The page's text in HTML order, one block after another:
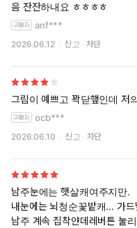
음 잔잔하내요 ㅎㅎㅎㅎ
anf***
2026.06.12 신고 차단
그림이 예쁘고 꽉닫햎인데 저
ocb***
2026.06.10 신고 차단
남주눈에는 햇살캐여주지만.
내눈에는 뇌청순꽃밭캐... 가드
남주 계속 집착얀데레버튼 눌